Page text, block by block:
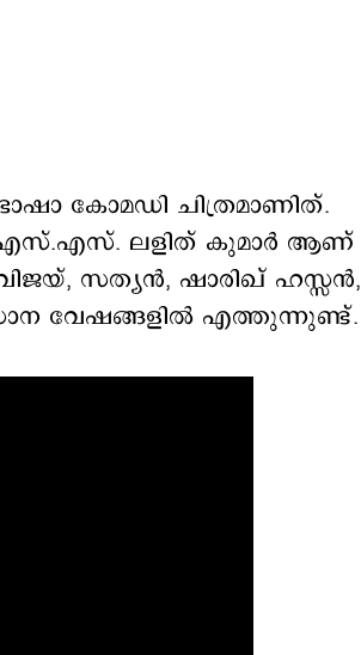
കോമഡി ചിത്രമാണിത്.
എസ്.എസ്. ലളിത് കുമാർ ആണ്
സത്യൻ, ഷാരിഖ് ഹസ്സൻ,
വേഷങ്ങളിൽ എത്തുന്നുണ്ട്.